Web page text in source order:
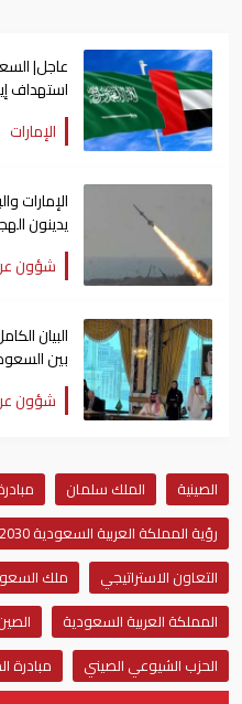
عاجل|
استهداف
الإمارات
الإمارات
يدينون
شؤون
البيان
بين
شؤون
الصينية الملك سلمان
رؤية المملكة العربية السعودية 2030
التعاون الاستراتيجي
ملك
المملكة العربية السعودية
الحزب الشيوعي الصيني
مبادرة